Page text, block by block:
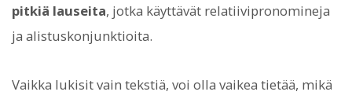
pitkiä lauseita, jotka käyttävät relatiivipronomineja
ja alistuskonjunktioita.
Vaikka lukisit vain tekstiä, voi olla vaikea tietää, mikä